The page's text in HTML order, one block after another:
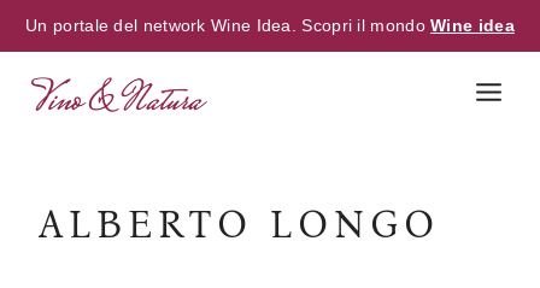
Un portale del network Wine Idea. Scopri il mondoWine idea
ALBERTO LONGO